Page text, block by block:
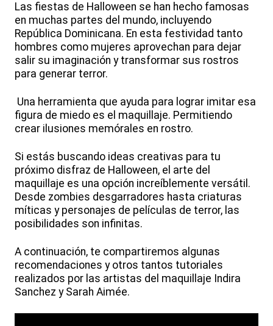
Las fiestas de Halloween se han hecho famosas
en muchas partes del mundo, incluyendo
República Dominicana. En esta festividad tanto
hombres como mujeres aprovechan para dejar
salir su imaginación y transformar sus rostros
para generar terror.
Una herramienta que ayuda para lograr imitar esa
figura de miedo es el maquillaje. Permitiendo
crear ilusiones memórales en rostro.
Si estás buscando ideas creativas para tu
próximo disfraz de Halloween, el arte del
maquillaje es una opción increíblemente versátil.
Desde zombies desgarradores hasta criaturas
míticas y personajes de películas de terror, las
posibilidades son infinitas.
A continuación, te compartiremos algunas
recomendaciones y otros tantos tutoriales
realizados por las artistas del maquillaje Indira
Sanchez y Sarah Aimée.